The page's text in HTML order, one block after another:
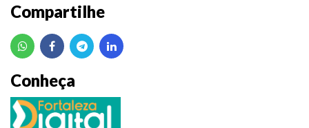
Compartilhe
Conheça